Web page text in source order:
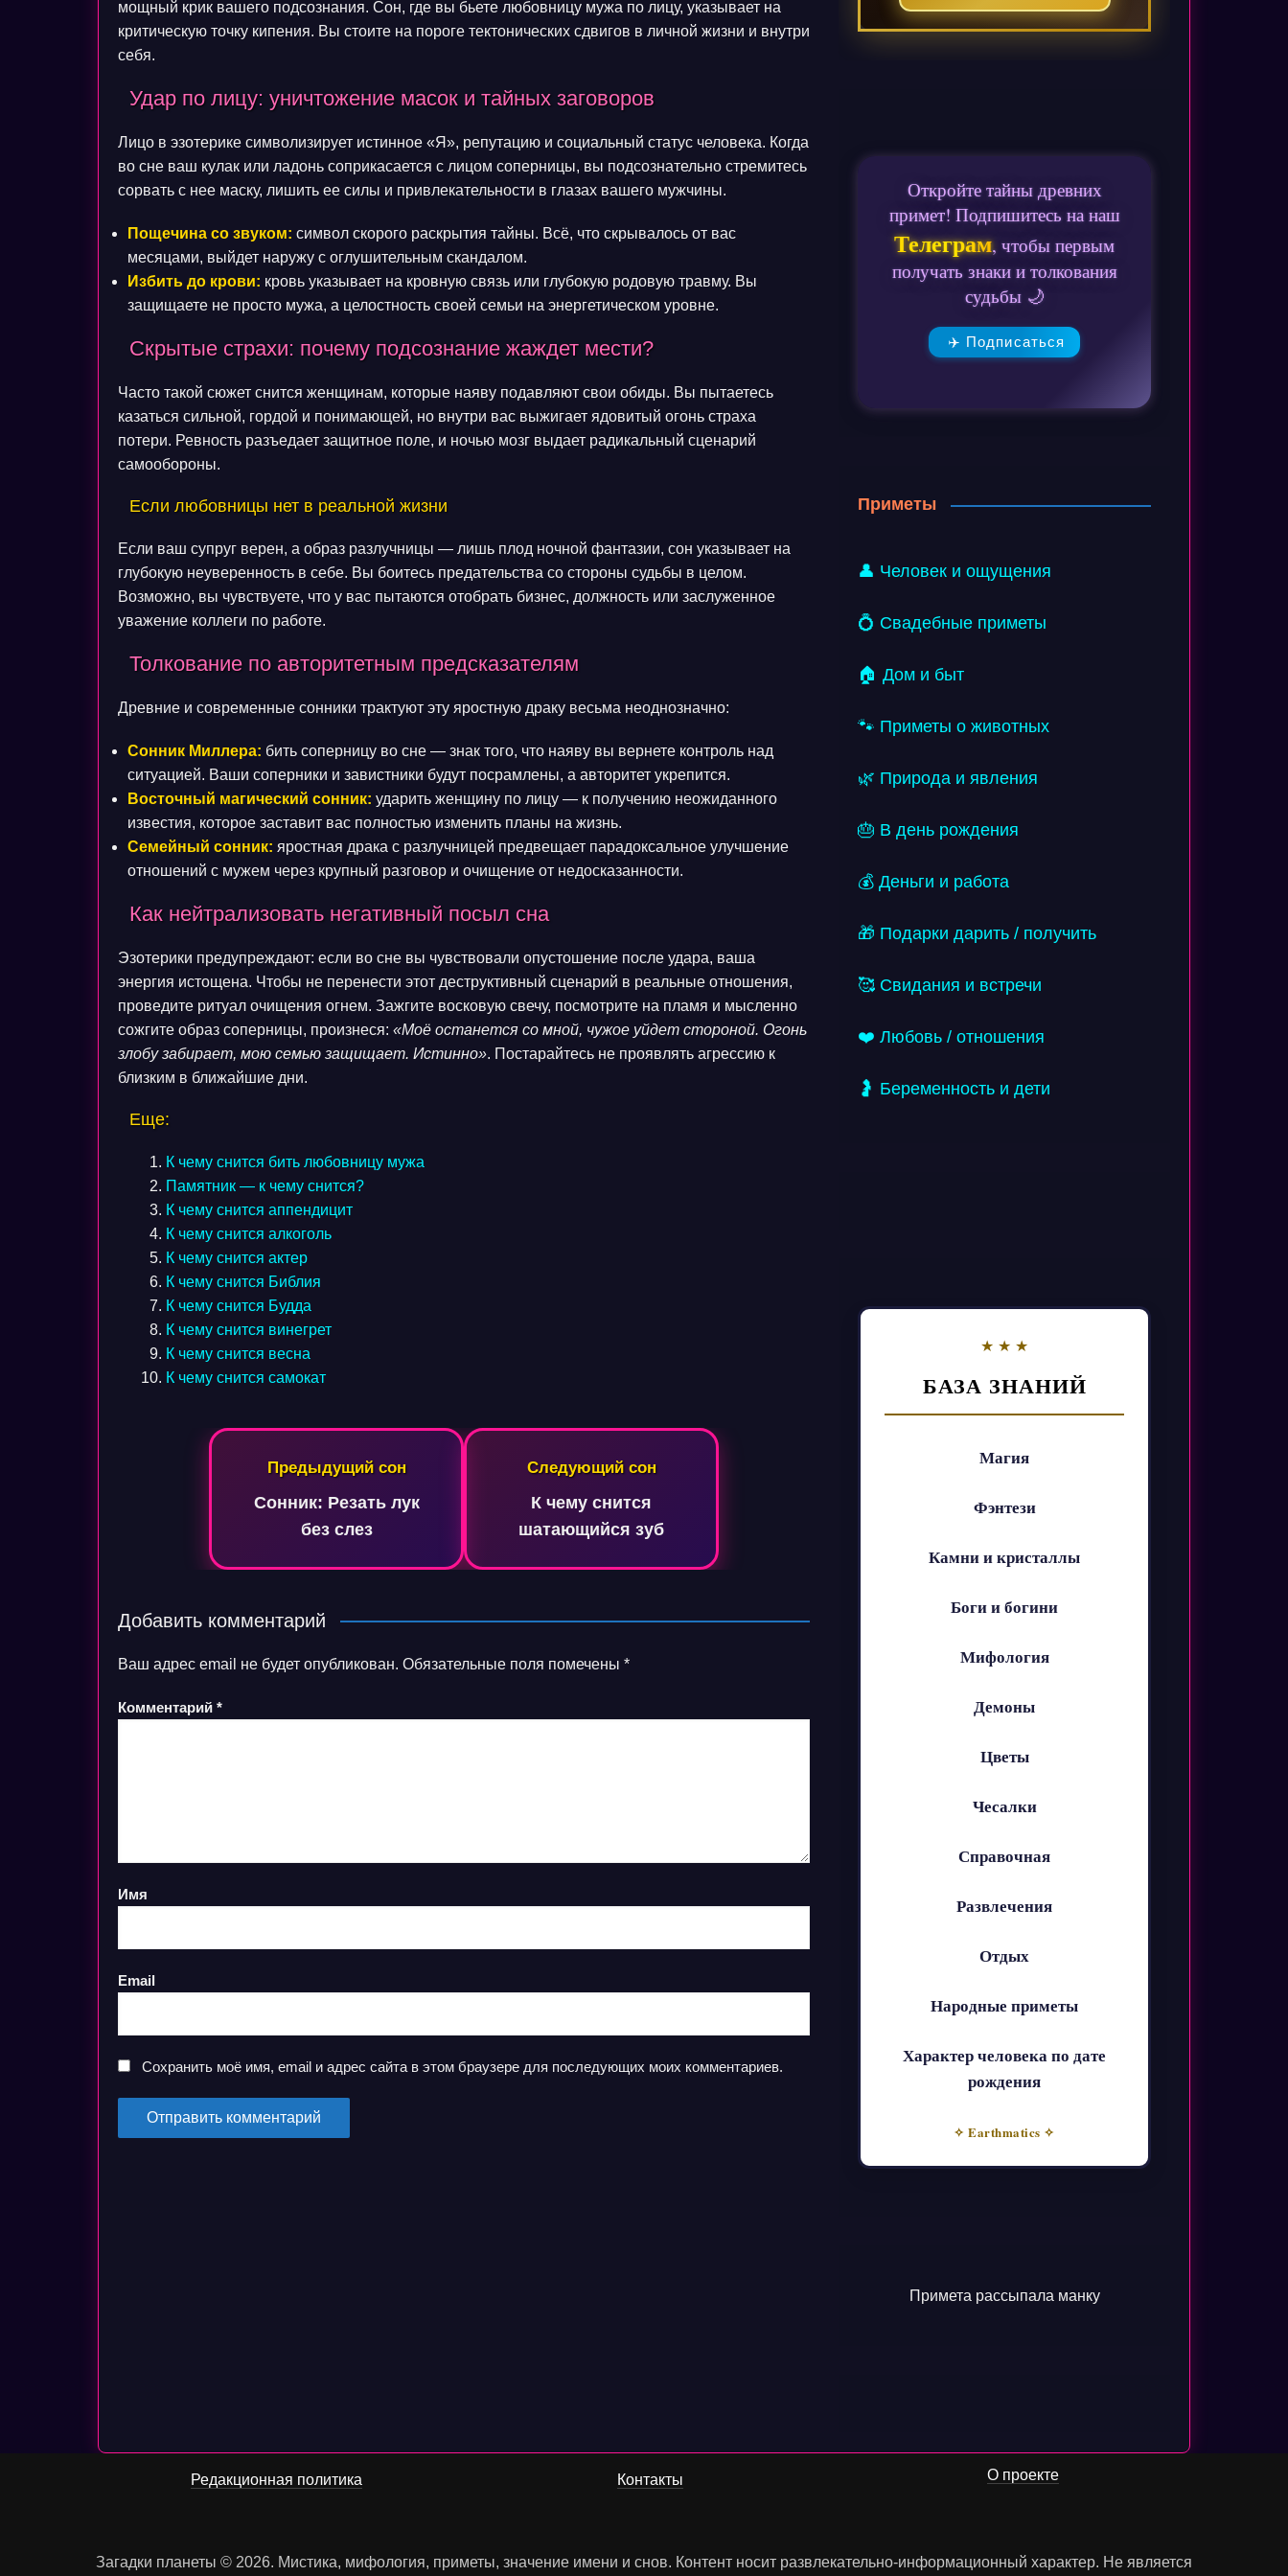
мощный крик вашего подсознания. Сон, где вы бьете любовницу мужа по лицу, указывает на
критическую точку кипения. Вы стоите на пороге тектонических сдвигов в личной жизни и внутри
себя.
Удар по лицу: уничтожение масок и тайных заговоров
Лицо в эзотерике символизирует истинное «Я», репутацию и социальный статус человека. Когда
во сне ваш кулак или ладонь соприкасается с лицом соперницы, вы подсознательно стремитесь
сорвать с нее маску, лишить ее силы и привлекательности в глазах вашего мужчины.
Пощечина со звуком: символ скорого раскрытия тайны. Всё, что скрывалось от вас
месяцами, выйдет наружу с оглушительным скандалом.
Избить до крови: кровь указывает на кровную связь или глубокую родовую травму. Вы
защищаете не просто мужа, а целостность своей семьи на энергетическом уровне.
Скрытые страхи: почему подсознание жаждет мести?
Часто такой сюжет снится женщинам, которые наяву подавляют свои обиды. Вы пытаетесь
казаться сильной, гордой и понимающей, но внутри вас выжигает ядовитый огонь страха
потери. Ревность разъедает защитное поле, и ночью мозг выдает радикальный сценарий
самообороны.
Если любовницы нет в реальной жизни
Если ваш супруг верен, а образ разлучницы — лишь плод ночной фантазии, сон указывает на
глубокую неуверенность в себе. Вы боитесь предательства со стороны судьбы в целом.
Возможно, вы чувствуете, что у вас пытаются отобрать бизнес, должность или заслуженное
уважение коллеги по работе.
Толкование по авторитетным предсказателям
Древние и современные сонники трактуют эту яростную драку весьма неоднозначно:
Сонник Миллера: бить соперницу во сне — знак того, что наяву вы вернете контроль над
ситуацией. Ваши соперники и завистники будут посрамлены, а авторитет укрепится.
Восточный магический сонник: ударить женщину по лицу — к получению неожиданного
известия, которое заставит вас полностью изменить планы на жизнь.
Семейный сонник: яростная драка с разлучницей предвещает парадоксальное улучшение
отношений с мужем через крупный разговор и очищение от недосказанности.
Как нейтрализовать негативный посыл сна
Эзотерики предупреждают: если во сне вы чувствовали опустошение после удара, ваша
энергия истощена. Чтобы не перенести этот деструктивный сценарий в реальные отношения,
проведите ритуал очищения огнем. Зажгите восковую свечу, посмотрите на пламя и мысленно
сожгите образ соперницы, произнеся: «Моё останется со мной, чужое уйдет стороной. Огонь
злобу забирает, мою семью защищает. Истинно». Постарайтесь не проявлять агрессию к
близким в ближайшие дни.
Еще:
К чему снится бить любовницу мужа
Памятник — к чему снится?
К чему снится аппендицит
К чему снится алкоголь
К чему снится актер
К чему снится Библия
К чему снится Будда
К чему снится винегрет
К чему снится весна
К чему снится самокат
Навигация
Предыдущий сон
Сонник: Резать лук
без слез
Следующий сон
К чему снится
шатающийся зуб
Добавить комментарий
Ваш адрес email не будет опубликован. Обязательные поля помечены *
Комментарий *
Имя
Email
Сохранить моё имя, email и адрес сайта в этом браузере для последующих моих комментариев.
Откройте тайны древних
примет! Подпишитесь на наш
Телеграм, чтобы первым
получать знаки и толкования
судьбы 🌙
✈️ Подписаться
Приметы
👤 Человек и ощущения
💍 Свадебные приметы
🏠 Дом и быт
🐾 Приметы о животных
🌿 Природа и явления
🎂 В день рождения
💰 Деньги и работа
🎁 Подарки дарить / получить
🥰 Свидания и встречи
❤️ Любовь / отношения
🤰 Беременность и дети
БАЗА ЗНАНИЙ
Магия
Фэнтези
Камни и кристаллы
Боги и богини
Мифология
Демоны
Цветы
Чесалки
Справочная
Развлечения
Отдых
Народные приметы
Характер человека по дате
рождения
✧ Earthmatics ✧
Примета рассыпала манку
Редакционная политика Контакты О проекте
Загадки планеты © 2026. Мистика, мифология, приметы, значение имени и снов. Контент носит развлекательно-информационный характер. Не является